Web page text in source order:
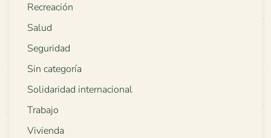
Recreación
Salud
Seguridad
Sin categoría
Solidaridad internacional
Trabajo
Vivienda